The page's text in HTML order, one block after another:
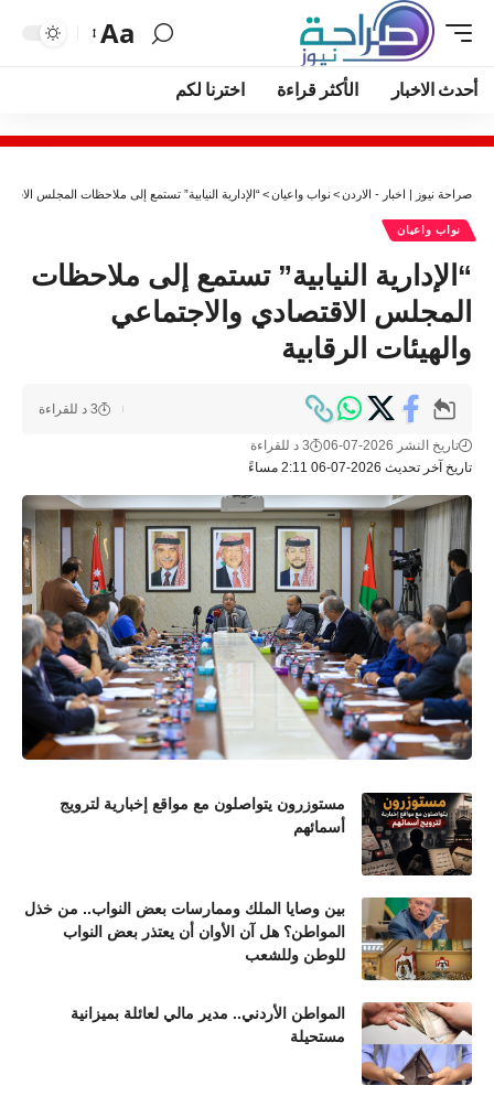
Aa
أحدث الاخبار الأكثر قراءة اخترنا لكم
صراحة نيوز | اخبار - الاردن> نواب واعيان>“الإدارية النيابية” تستمع إلى ملاحظات المجلس
نواب واعيان
“الإدارية النيابية” تستمع إلى ملاحظات
المجلس الاقتصادي والاجتماعي
والهيئات الرقابية
تاريخ آخر تحديث 2026-07-06 2:11 مساءً
تاريخ النشر 2026-07-06 3 د للقراءة
3 د للقراءة
مستوزرون يتواصلون مع مواقع إخبارية لترويج
أسمائهم
بين وصايا الملك وممارسات بعض النواب.. من خذل
المواطن؟ هل آن الأوان أن يعتذر بعض النواب
للوطن وللشعب
المواطن الأردني.. مدير مالي لعائلة بميزانية
مستحيلة